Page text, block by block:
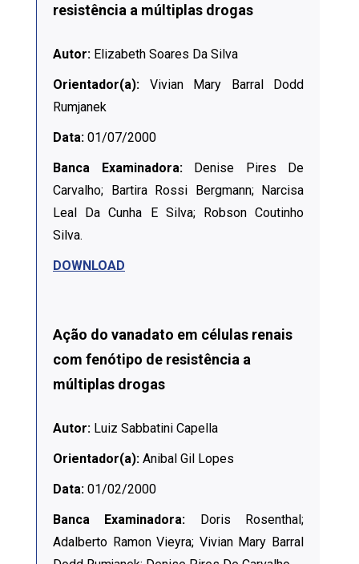
resistência a múltiplas drogas
Autor: Elizabeth Soares Da Silva
Orientador(a): Vivian Mary Barral Dodd
Rumjanek
Data: 01/07/2000
Banca Examinadora: Denise Pires De
Carvalho; Bartira Rossi Bergmann; Narcisa
Leal Da Cunha E Silva; Robson Coutinho
Silva.
DOWNLOAD
Ação do vanadato em células renais
com fenótipo de resistência a
múltiplas drogas
Autor: Luiz Sabbatini Capella
Orientador(a): Anibal Gil Lopes
Data: 01/02/2000
Banca Examinadora: Doris Rosenthal;
Adalberto Ramon Vieyra; Vivian Mary Barral